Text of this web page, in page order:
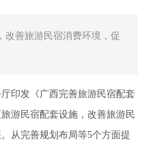
改善旅游民宿消费环境，促
印发《广西完善旅游民宿配套
游民宿配套设施，改善旅游民
从完善规划布局等5个方面提